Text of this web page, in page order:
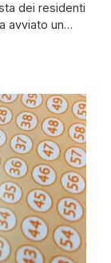
dei residenti
avviato un
in
[…]